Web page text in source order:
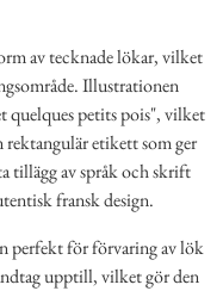
av tecknade lökar, vilket
Illustrationen
quelques petits pois", vilket
etikett som ger
tillägg av språk och skrift
fransk design.
perfekt för förvaring av lök
upptill, vilket gör den